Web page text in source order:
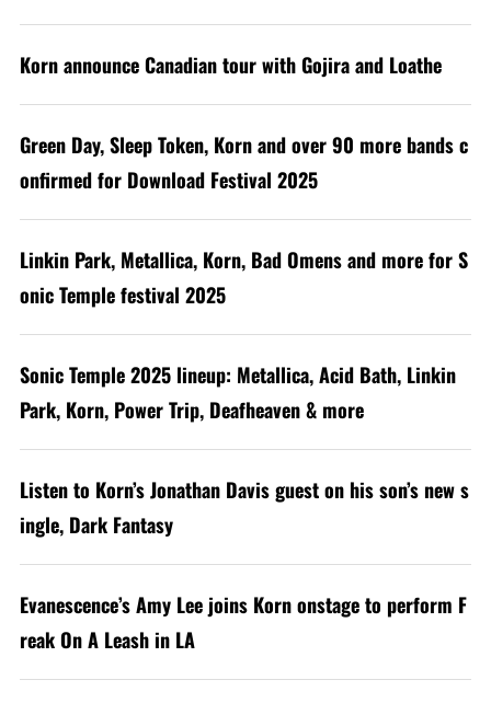
Korn announce Canadian tour with Gojira and Loathe
Green Day, Sleep Token, Korn and over 90 more bands c
onfirmed for Download Festival 2025
Linkin Park, Metallica, Korn, Bad Omens and more for S
onic Temple festival 2025
Sonic Temple 2025 lineup: Metallica, Acid Bath, Linkin
Park, Korn, Power Trip, Deafheaven & more
Listen to Korn’s Jonathan Davis guest on his son’s new s
ingle, Dark Fantasy
Evanescence’s Amy Lee joins Korn onstage to perform F
reak On A Leash in LA